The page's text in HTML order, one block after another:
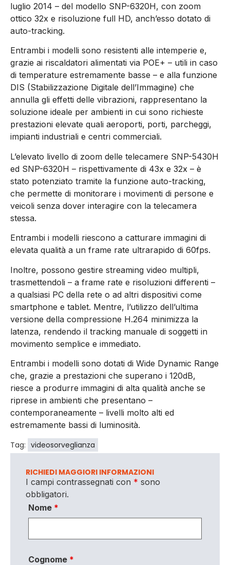
luglio 2014 – del modello SNP-6320H, con zoom
ottico 32x e risoluzione full HD, anch’esso dotato di
auto-tracking.
Entrambi i modelli sono resistenti alle intemperie e,
grazie ai riscaldatori alimentati via POE+ – utili in caso
di temperature estremamente basse – e alla funzione
DIS (Stabilizzazione Digitale dell’Immagine) che
annulla gli effetti delle vibrazioni, rappresentano la
soluzione ideale per ambienti in cui sono richieste
prestazioni elevate quali aeroporti, porti, parcheggi,
impianti industriali e centri commerciali.
L’elevato livello di zoom delle telecamere SNP-5430H
ed SNP-6320H – rispettivamente di 43x e 32x – è
stato potenziato tramite la funzione auto-tracking,
che permette di monitorare i movimenti di persone e
veicoli senza dover interagire con la telecamera
stessa.
Entrambi i modelli riescono a catturare immagini di
elevata qualità a un frame rate ultrarapido di 60fps.
Inoltre, possono gestire streaming video multipli,
trasmettendoli – a frame rate e risoluzioni differenti –
a qualsiasi PC della rete o ad altri dispositivi come
smartphone e tablet. Mentre, l’utilizzo dell’ultima
versione della compressione H.264 minimizza la
latenza, rendendo il tracking manuale di soggetti in
movimento semplice e immediato.
Entrambi i modelli sono dotati di Wide Dynamic Range
che, grazie a prestazioni che superano i 120dB,
riesce a produrre immagini di alta qualità anche se
riprese in ambienti che presentano –
contemporaneamente – livelli molto alti ed
estremamente bassi di luminosità.
Tag: videosorveglianza
RICHIEDI MAGGIORI INFORMAZIONI
I campi contrassegnati con * sono
obbligatori.
Nome *
Cognome *